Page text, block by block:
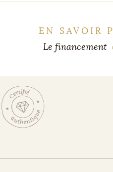
EN SAVOIR
Le financement